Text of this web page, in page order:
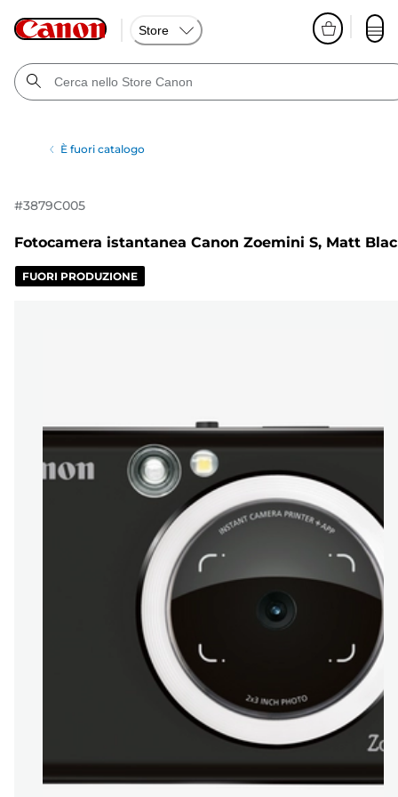
Store
È fuori catalogo
#3879C005
Fotocamera istantanea Canon Zoemini S, Matt
FUORI PRODUZIONE